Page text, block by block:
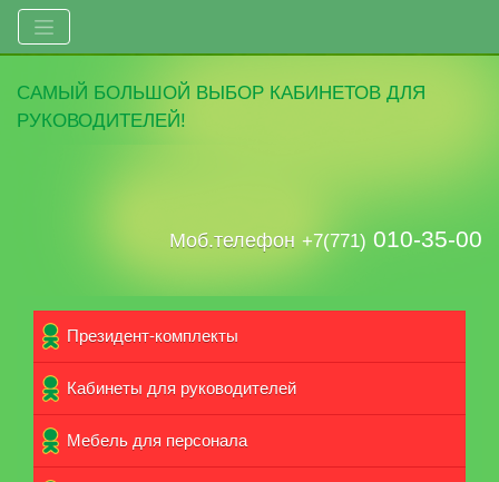
САМЫЙ БОЛЬШОЙ ВЫБОР КАБИНЕТОВ ДЛЯ
РУКОВОДИТЕЛЕЙ!
Моб.телефон +7(771) 010-35-00
Президент-комплекты
Кабинеты для руководителей
Мебель для персонала